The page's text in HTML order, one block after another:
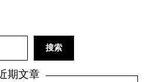
搜索
期文章